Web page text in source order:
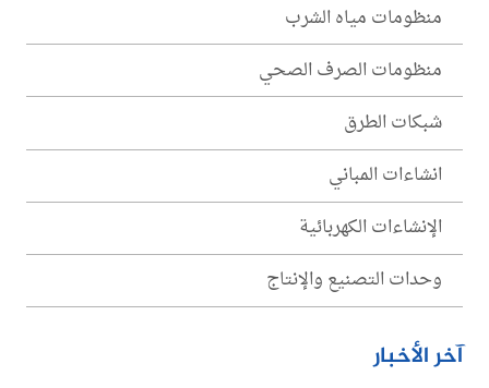
منظومات مياه الشرب
منظومات الصرف الصحي
شبكات الطرق
انشاءات المباني
الإنشاءات الكهربائية
وحدات التصنيع والإنتاج
آخر الأخبار